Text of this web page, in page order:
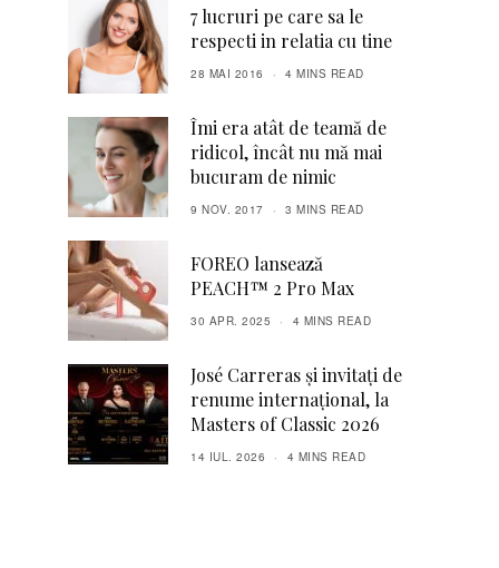
7 lucruri pe care sa le
respecti in relatia cu tine
28 MAI 2016 4 MINS READ
Îmi era atât de teamă de
ridicol, încât nu mă mai
bucuram de nimic
9 NOV. 2017 3 MINS READ
FOREO lansează
PEACH™ 2 Pro Max
30 APR. 2025 4 MINS READ
José Carreras și invitați de
renume internațional, la
Masters of Classic 2026
14 IUL. 2026 4 MINS READ